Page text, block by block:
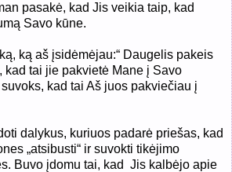
pasakė, kad Jis veikia taip, kad
Savo kūne.
ką aš įsidėmėjau:“ Daugelis pakeis
kad tai jie pakvietė Mane į Savo
kad tai Aš juos pakviečiau į
dalykus, kuriuos padarė priešas, kad
„atsibusti“ ir suvokti tikėjimo
Buvo įdomu tai, kad Jis kalbėjo apie